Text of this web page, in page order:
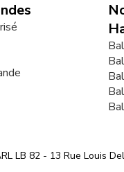
82 - 13 Rue Louis